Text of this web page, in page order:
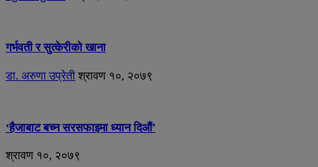
गर्भवती र सुत्केरीको खाना
डा. अरुणा उप्रेती श्रावण १०, २०७९
‘हैजाबाट बच्न सरसफाइमा ध्यान दिऔं’
श्रावण १०, २०७९